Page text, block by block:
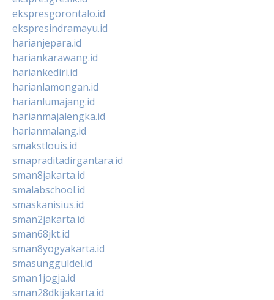
ekspresgorontalo.id
ekspresindramayu.id
harianjepara.id
hariankarawang.id
hariankediri.id
harianlamongan.id
harianlumajang.id
harianmajalengka.id
harianmalang.id
smakstlouis.id
smapraditadirgantara.id
sman8jakarta.id
smalabschool.id
smaskanisius.id
sman2jakarta.id
sman68jkt.id
sman8yogyakarta.id
smasungguldel.id
sman1jogja.id
sman28dkijakarta.id